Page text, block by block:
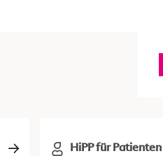
HiPP für Patienten